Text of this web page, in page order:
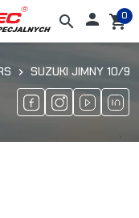
search  shopping_cart
0
SUZUKI JIMNY 10/